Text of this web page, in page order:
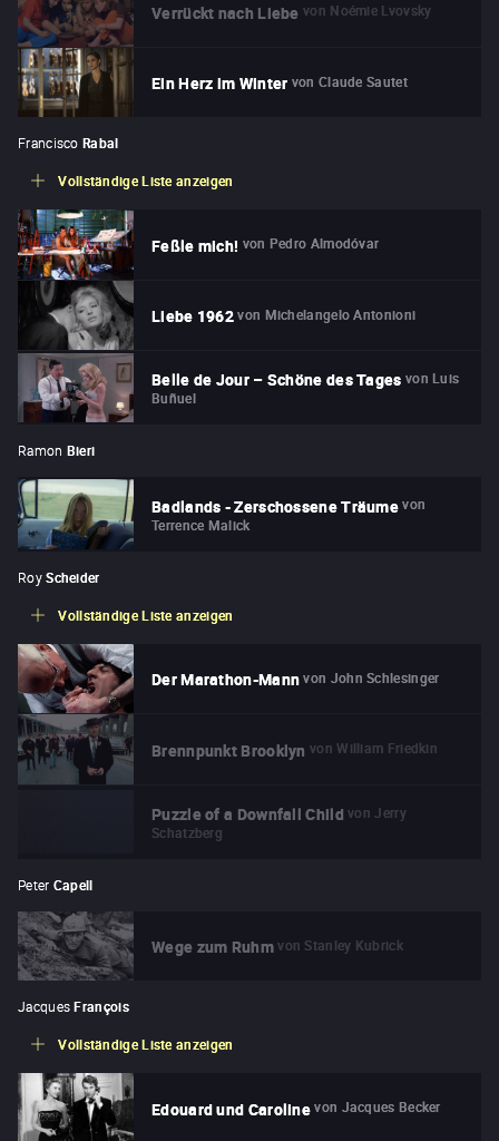
Verrückt nach Liebe von Noémie Lvovsky
Ein Herz im Winter von Claude Sautet
Francisco Rabal
Vollständige Liste anzeigen
Feßle mich! von Pedro Almodóvar
Liebe 1962 von Michelangelo Antonioni
Belle de Jour – Schöne des Tages von Luis
Buñuel
Ramon Bieri
Badlands - Zerschossene Träume von
Terrence Malick
Roy Scheider
Vollständige Liste anzeigen
Der Marathon-Mann von John Schlesinger
Brennpunkt Brooklyn von William Friedkin
Puzzle of a Downfall Child von Jerry
Schatzberg
Peter Capell
Wege zum Ruhm von Stanley Kubrick
Jacques François
Vollständige Liste anzeigen
Edouard und Caroline von Jacques Becker